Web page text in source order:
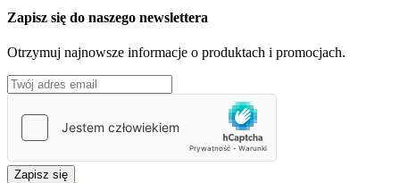
Zapisz się do naszego newslettera
Otrzymuj najnowsze informacje o produktach i promocjach.
Zapisz się